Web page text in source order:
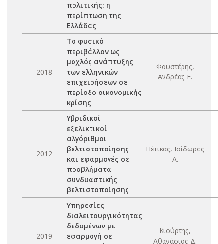
πολιτικής: η
περίπτωση της
Ελλάδας
2018
Το φυσικό
περιβάλλον ως
μοχλός ανάπτυξης
των ελληνικών
επιχειρήσεων σε
περίοδο οικονομικής
κρίσης
Φουστέρης,
Ανδρέας Ε.
2012
Υβριδικοί
εξελικτικοί
αλγόριθμοι
βελτιστοποίησης
και εφαρμογές σε
προβλήματα
συνδυαστικής
βελτιστοποίησης
Πέτικας, Ισίδωρος
Α.
2019
Υπηρεσίες
διαλειτουργικότητας
δεδομένων με
εφαρμογή σε
Κιούρτης,
Αθανάσιος Δ.